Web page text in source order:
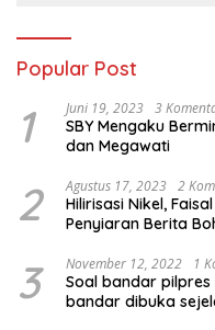
Popular Post
1 Juni 19, 2023 3
SBY Mengaku
dan Megawati
2 Agustus 17, 2023 2
Hilirisasi Nikel,
Penyiaran Berita
3 November 12, 2022 1
Soal bandar pilpres
bandar dibuka